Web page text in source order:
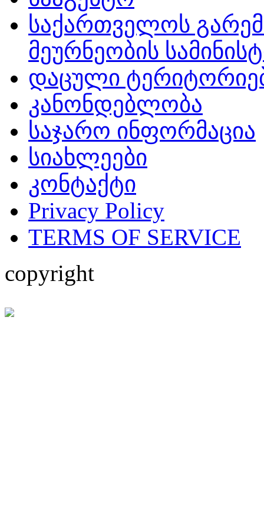
საქართველოს
მეურნეობის
დაცული
კანონდებლობა
საჯარო ინფორმაცია
სიახლეები
კონტაქტი
Privacy Policy
TERMS OF SERVICE
copyright